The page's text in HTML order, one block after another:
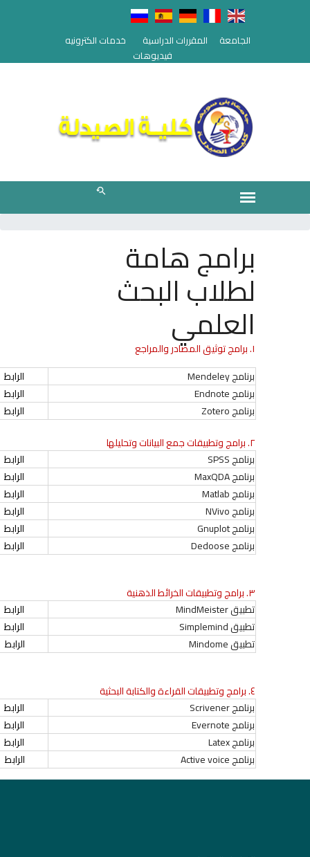
الجامعة المقررات الدراسية
خدمات الكترونيه
فيديوهات
برامج هامة
لطلاب البحث
العلمي١. برامج توثيق المصادر والمراجع
برنامج Mendeley
الرابط
برنامج Endnote
الرابط
برنامج Zotero
الرابط
٢. برامج وتطبيقات جمع البيانات وتحليلها
برنامج SPSS
الرابط
برنامج MaxQDA
الرابط
برنامج Matlab
الرابط
برنامج NVivo
الرابط
برنامج Gnuplot
الرابط
برنامج Dedoose
الرابط
٣. برامج وتطبيقات الخرائط الذهنية
تطبيق MindMeister
الرابط
تطبيق Simplemind
الرابط
تطبيق Mindome
الرابط
٤. برامج وتطبيقات القراءة والكتابة البحثية
برنامج Scrivener
الرابط
برنامج Evernote
الرابط
برنامج Latex
الرابط
برنامج Active voice
الرابط